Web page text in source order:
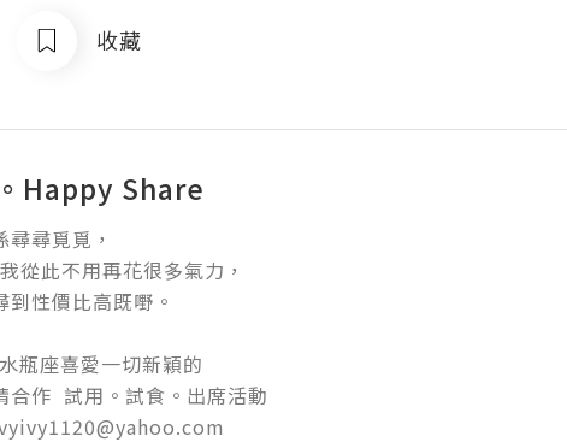
收藏
Happy Share
尋尋覓覓，
從此不用再花很多氣力，
到性價比高既嘢。
瓶座喜愛一切新穎的
合作  試用。試食。出席活動